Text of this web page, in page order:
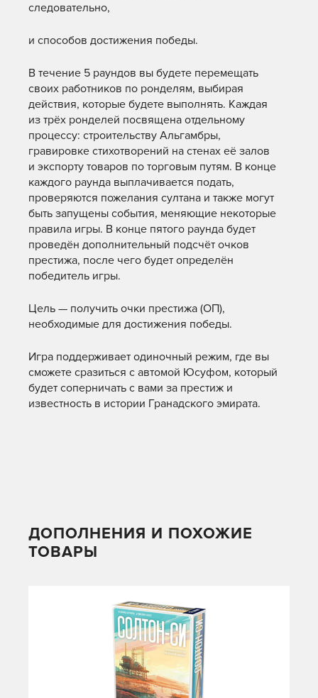
следовательно,
и способов достижения победы.
В течение 5 раундов вы будете перемещать
своих работников по ронделям, выбирая
действия, которые будете выполнять. Каждая
из трёх ронделей посвящена отдельному
процессу: строительству Альгамбры,
гравировке стихотворений на стенах её залов
и экспорту товаров по торговым путям. В конце
каждого раунда выплачивается подать,
проверяются пожелания султана и также могут
быть запущены события, меняющие некоторые
правила игры. В конце пятого раунда будет
проведён дополнительный подсчёт очков
престижа, после чего будет определён
победитель игры.
Цель — получить очки престижа (ОП),
необходимые для достижения победы.
Игра поддерживает одиночный режим, где вы
сможете сразиться с автомой Юсуфом, который
будет соперничать с вами за престиж и
известность в истории Гранадского эмирата.
ДОПОЛНЕНИЯ И ПОХОЖИЕ
ТОВАРЫ